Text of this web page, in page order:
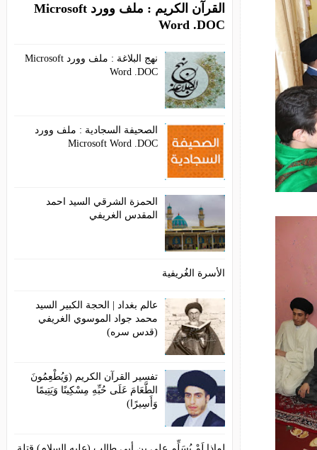
القرآن الكريم : ملف وورد Microsoft
Word .DOC
نهج البلاغة : ملف وورد Microsoft
Word .DOC
الصحيفة السجادية : ملف وورد
Microsoft Word .DOC
الحمزة الشرقي السيد احمد
المقدس الغريفي
عالم بغداد | الحجة الكبير السيد
محمد جواد الموسوي الغريفي
(قدس سره)
تفسير القرآن الكريم (وَيُطْعِمُونَ
الطَّعَامَ عَلَى حُبِّهِ مِسْكِينًا وَيَتِيمًا
وَأَسِيرًا)